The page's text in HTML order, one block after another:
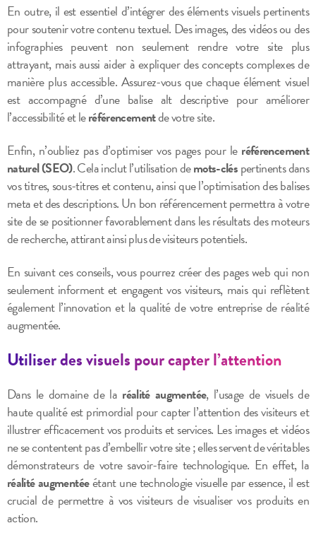
En outre, il est essentiel d’intégrer des éléments visuels pertinents
pour soutenir votre contenu textuel. Des images, des vidéos ou des
infographies peuvent non seulement rendre votre site plus
attrayant, mais aussi aider à expliquer des concepts complexes de
manière plus accessible. Assurez-vous que chaque élément visuel
est accompagné d’une balise alt descriptive pour améliorer
l’accessibilité et leréférencementde votre site.
Enfin, n’oubliez pas d’optimiser vos pages pour le référencement
naturel (SEO). Cela inclut l’utilisation demots-cléspertinents dans
vos titres, sous-titres et contenu, ainsi que l’optimisation des balises
meta et des descriptions. Un bon référencement permettra à votre
site de se positionner favorablement dans les résultats des moteurs
de recherche, attirant ainsi plus de visiteurs potentiels.
En suivant ces conseils, vous pourrez créer des pages web qui non
seulement informent et engagent vos visiteurs, mais qui reflètent
également l’innovation et la qualité de votre entreprise de réalité
augmentée.
Utiliser des visuels pour capter l’attention
Dans le domaine de la réalité augmentée, l’usage de visuels de
haute qualité est primordial pour capter l’attention des visiteurs et
illustrer efficacement vos produits et services. Les images et vidéos
ne se contentent pas d’embellir votre site ; elles servent de véritables
démonstrateurs de votre savoir-faire technologique. En effet, la
réalité augmentéeétant une technologie visuelle par essence, il est
crucial de permettre à vos visiteurs de visualiser vos produits en
action.